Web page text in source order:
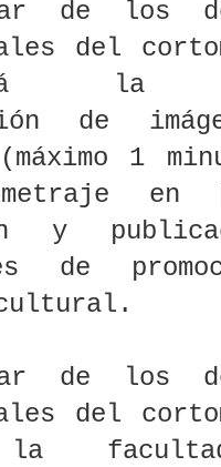
de los
del
la
de
1
en
y
de
de los
del
la